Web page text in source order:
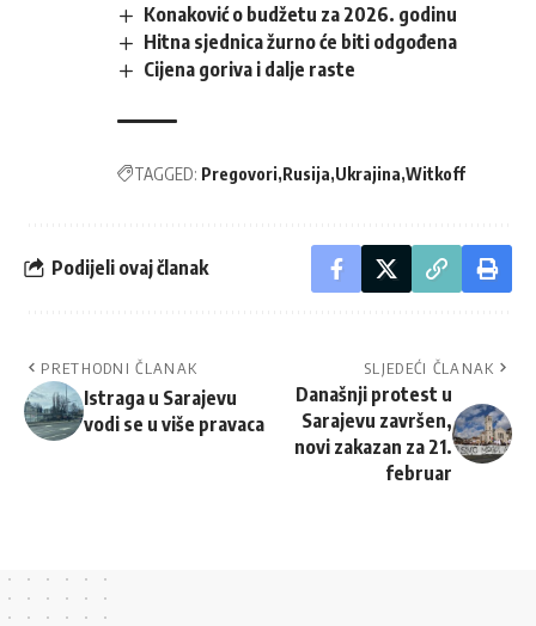
Konaković o budžetu za 2026. godinu
Hitna sjednica žurno će biti odgođena
Cijena goriva i dalje raste
TAGGED: Pregovori Rusija Ukrajina Witkoff
Podijeli ovaj članak
PRETHODNI ČLANAK
Istraga u Sarajevu
vodi se u više pravaca
SLJEDEĆI ČLANAK
Današnji protest u
Sarajevu završen,
novi zakazan za 21.
februar